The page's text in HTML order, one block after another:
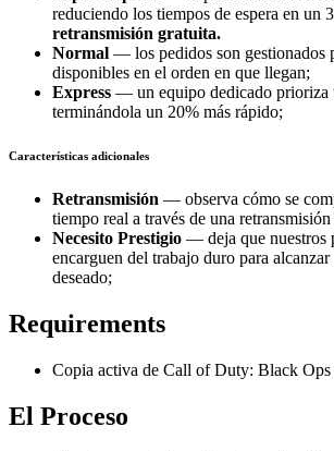
reduciendo los tiempos de espera en un
retransmisión gratuita.
Normal — los pedidos son gestionados
disponibles en el orden en que llegan;
Express — un equipo dedicado prioriza
terminándola un 20% más rápido;
Características adicionales
Retransmisión — observa cómo se
tiempo real a través de una
Necesito Prestigio — deja que nuestros
encarguen del trabajo duro para
deseado;
Requirements
Copia activa de Call of Duty: Black Ops
El Proceso